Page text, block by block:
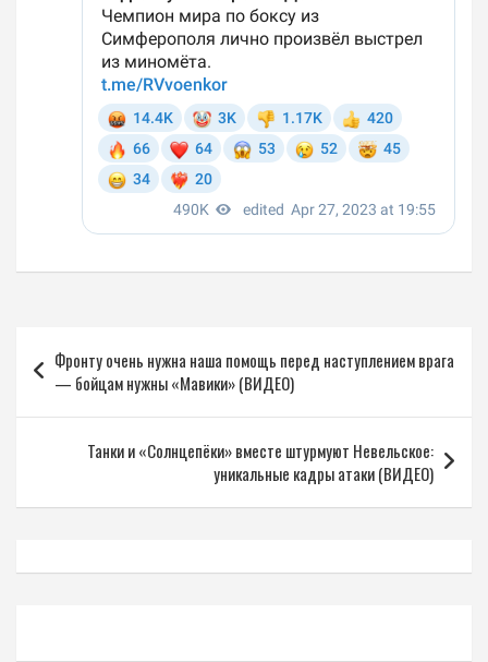
Навигация
по
записям
​Фронту очень нужна наша помощь перед наступлением врага
— бойцам нужны «Мавики» (ВИДЕО)
​Танки и «Солнцепёки» вместе штурмуют Невельское:
уникальные кадры атаки (ВИДЕО)